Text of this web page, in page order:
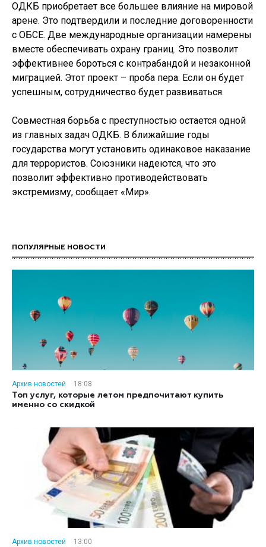
ОДКБ приобретает все большее влияние на мировой
арене. Это подтвердили и последние договоренности
с ОБСЕ. Две международные организации намерены
вместе обеспечивать охрану границ. Это позволит
эффективнее бороться с контрабандой и незаконной
миграцией. Этот проект – проба пера. Если он будет
успешным, сотрудничество будет развиваться.
Совместная борьба с преступностью остается одной
из главных задач ОДКБ. В ближайшие годы
государства могут установить одинаковое наказание
для террористов. Союзники надеются, что это
позволит эффективно противодействовать
экстремизму, сообщает «Мир».
ПОПУЛЯРНЫЕ НОВОСТИ
Архив новостей
18:08
Топ услуг, которые летом предпочитают купить
именно со скидкой
Архив новостей
13:00